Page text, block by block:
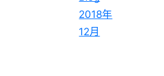
2018年
12月